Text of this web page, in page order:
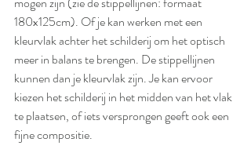
180x125cm). Of je kan werken met een
kleurvlak achter het schilderij om het optisch
meer in balans te brengen. De stippellijnen
kunnen dan je kleurvlak zijn. Je kan ervoor
kiezen het schilderij in het midden van het vlak
te plaatsen, of iets versprongen geeft ook een
fijne compositie.